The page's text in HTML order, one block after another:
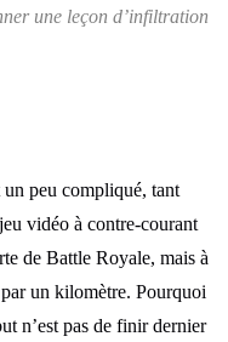
une leçon d’infiltration
un peu compliqué, tant
vidéo à contre-courant
de Battle Royale, mais à
un kilomètre. Pourquoi
n’est pas de finir dernier